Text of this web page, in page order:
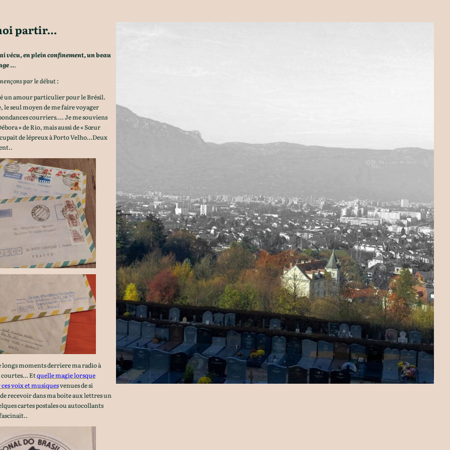
partir…
vécu, en plein confinement, un beau
...
par le début :
un amour particulier pour le Brésil.
le seul moyen de me faire voyager
courriers…. Je me souviens
» de Rio, mais aussi de « Sœur
de lépreux à Porto Velho…Deux
longs moments derriere ma radio à
courtes… Etquelle magie lorsque
voix et musiquesvenues de si
recevoir dans ma boite aux lettres un
cartes postales ou autocollants